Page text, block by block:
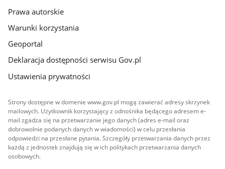
Prawa autorskie
Warunki korzystania
Geoportal
Deklaracja dostępności serwisu Gov.pl
Ustawienia prywatności
Strony dostępne w domenie www.gov.pl mogą zawierać adresy skrzynek
mailowych. Użytkownik korzystający z odnośnika będącego adresem e-
mail zgadza się na przetwarzanie jego danych (adres e-mail oraz
dobrowolnie podanych danych w wiadomości) w celu przesłania
odpowiedzi na przesłane pytania. Szczegóły przetwarzania danych przez
każdą z jednostek znajdują się w ich politykach przetwarzania danych
osobowych.